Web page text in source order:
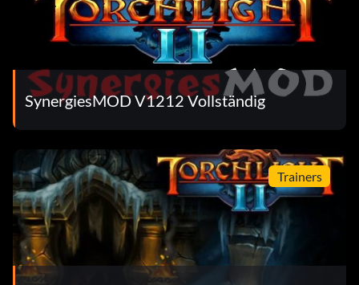
SynergiesMOD V1212 Vollständig
Trainers